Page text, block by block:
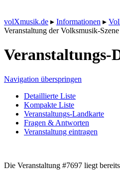
volXmusik.de ▸ Informationen ▸
Veranstaltung der Volksmusik-Szene
Veranstaltungs-
Navigation überspringen
Detaillierte Liste
Kompakte Liste
Veranstaltungs-Landkarte
Fragen & Antworten
Veranstaltung eintragen
Die Veranstaltung #7697 liegt